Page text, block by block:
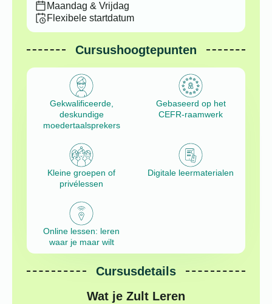
Maandag & Vrijdag
Flexibele startdatum
Cursushoogtepunten
Gekwalificeerde,
deskundige
moedertaalsprekers
Gebaseerd op het
CEFR-raamwerk
Kleine groepen of
privélessen
Digitale leermaterialen
Online lessen: leren
waar je maar wilt
Cursusdetails
Wat je Zult Leren